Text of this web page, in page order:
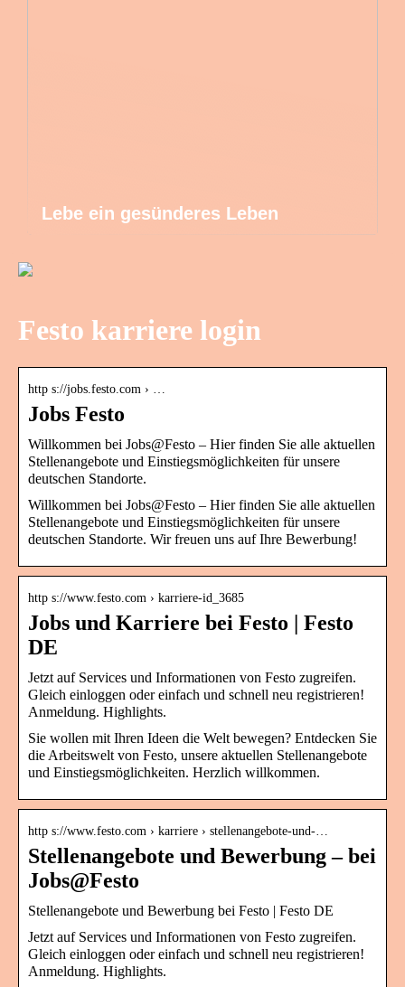
Lebe ein gesünderes Leben
Festo karriere login
http s://jobs.festo.com › …
Jobs Festo
Willkommen bei Jobs@Festo – Hier finden Sie alle aktuellen
Stellenangebote und Einstiegsmöglichkeiten für unsere
deutschen Standorte.
Willkommen bei Jobs@Festo – Hier finden Sie alle aktuellen
Stellenangebote und Einstiegsmöglichkeiten für unsere
deutschen Standorte. Wir freuen uns auf Ihre Bewerbung!
http s://www.festo.com › karriere-id_3685
Jobs und Karriere bei Festo | Festo
DE
Jetzt auf Services und Informationen von Festo zugreifen.
Gleich einloggen oder einfach und schnell neu registrieren!
Anmeldung. Highlights.
Sie wollen mit Ihren Ideen die Welt bewegen? Entdecken Sie
die Arbeitswelt von Festo, unsere aktuellen Stellenangebote
und Einstiegsmöglichkeiten. Herzlich willkommen.
http s://www.festo.com › karriere › stellenangebote-und-…
Stellenangebote und Bewerbung – bei
Jobs@Festo
Stellenangebote und Bewerbung bei Festo | Festo DE
Jetzt auf Services und Informationen von Festo zugreifen.
Gleich einloggen oder einfach und schnell neu registrieren!
Anmeldung. Highlights.